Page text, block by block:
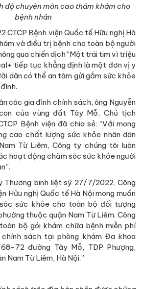
độ chuyên môn cao thăm khám cho
bệnh nhân
CTCP Bệnh viện Quốc tế Hữu nghị Hà
và điều trị bệnh cho toàn bộ người
qua chiến dịch “Một trái tim vì triệu
tiếp tục khẳng định là một đơn vị y
dân có thể an tâm gửi gắm sức khỏe
các gia đình chính sách, ông Nguyễn
của vùng đất Tây Mỗ, Chủ tịch
Bệnh viện đã chia sẻ: “Với mong
cao chất lượng sức khỏe nhân dân
Từ Liêm, Công ty chúng tôi luôn
hoạt động chăm sóc sức khỏe người
Thương binh liệt sỹ 27/7/2022, Công
Hữu nghị Quốc tế Hà Nội mong muốn
sức khỏe cho toàn bộ đối tượng
thuộc quận Nam Từ Liêm. Công
bộ gói khám chữa bệnh miễn phí
sách tại phòng khám Đa khoa
72 đường Tây Mỗ, TDP Phượng,
Nam Từ Liêm, Hà Nội.”